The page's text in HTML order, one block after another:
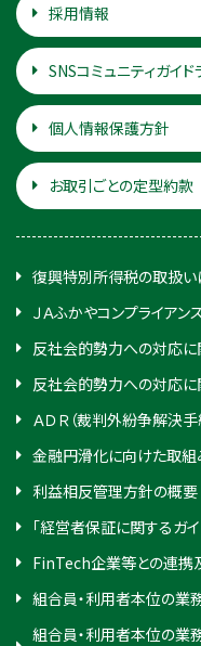
採用情報
SNSコミュニティガイド
個人情報保護方針
お取引ごとの定型約款
復興特別所得税の取扱い
ＪＡふかやコンプライアン
反社会的勢力への対応
反社会的勢力への対応
ＡＤＲ（裁判外紛争解決手
金融円滑化に向けた取組
利益相反管理方針の概要
「経営者保証に関するガ
FinTech企業等との連携
組合員・利用者本位の業
組合員・利用者本位の業